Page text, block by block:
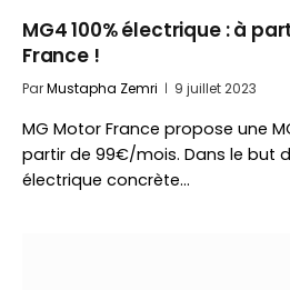
MG4 100% électrique : à
France !
ParMustapha Zemri 9 juillet 2023
MG Motor France propose une
partir de 99€/mois. Dans le but
électrique concrète…